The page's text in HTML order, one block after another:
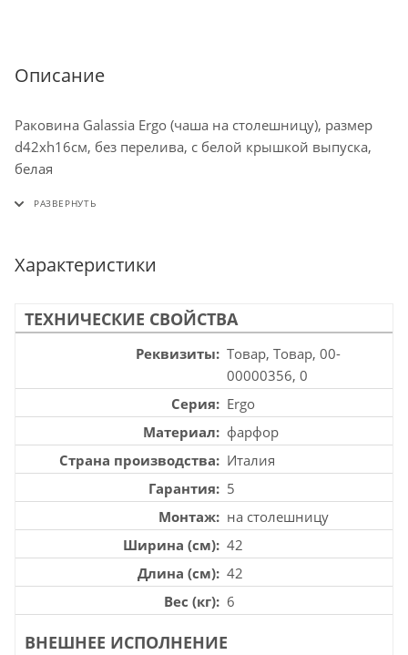
Описание
Раковина Galassia Ergo (чаша на столешницу), размер
d42хh16см, без перелива, с белой крышкой выпуска,
белая
Характеристики
ТЕХНИЧЕСКИЕ СВОЙСТВА
Реквизиты
Товар, Товар, 00-
00000356, 0
Серия
Ergo
Материал
фарфор
Страна производства
Италия
Гарантия
5
Монтаж
на столешницу
Ширина (см) 42
Длина (см) 42
Вес (кг)
6
ВНЕШНЕЕ ИСПОЛНЕНИЕ